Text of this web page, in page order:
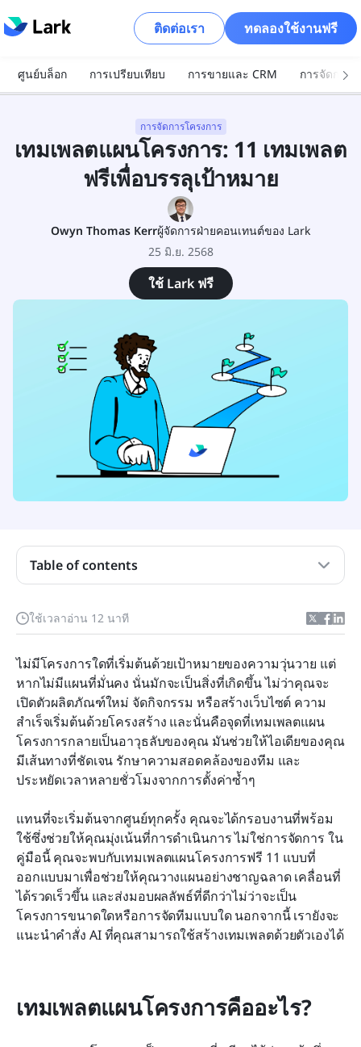
ติดต่อเรา ทดลองใช้งานฟรี
ศูนย์บล็อก การเปรียบเทียบ การขายและ CRM การจัดการ
การจัดการโครงการ
เทมเพลตแผนโครงการ: 11 เทมเพลต
ฟรีเพื่อบรรลุเป้าหมาย
Owyn Thomas Kerrผู้จัดการฝ่ายคอนเทนต์ของ Lark
25 มิ.ย. 2568
ใช้ Lark ฟรี
ใช้เวลาอ่าน 12 นาที
ไม่มีโครงการใดที่เริ่มต้นด้วยเป้าหมายของความวุ่นวาย แต่
หากไม่มีแผนที่มั่นคง นั่นมักจะเป็นสิ่งที่เกิดขึ้น ไม่ว่าคุณจะ
เปิดตัวผลิตภัณฑ์ใหม่ จัดกิจกรรม หรือสร้างเว็บไซต์ ความ
สำเร็จเริ่มต้นด้วยโครงสร้าง และนั่นคือจุดที่เทมเพลตแผน
โครงการกลายเป็นอาวุธลับของคุณ มันช่วยให้ไอเดียของคุณ
มีเส้นทางที่ชัดเจน รักษาความสอดคล้องของทีม และ
ประหยัดเวลาหลายชั่วโมงจากการตั้งค่าซ้ำๆ
แทนที่จะเริ่มต้นจากศูนย์ทุกครั้ง คุณจะได้กรอบงานที่พร้อม
ใช้ซึ่งช่วยให้คุณมุ่งเน้นที่การดำเนินการ ไม่ใช่การจัดการ ใน
คู่มือนี้ คุณจะพบกับเทมเพลตแผนโครงการฟรี 11 แบบที่
ออกแบบมาเพื่อช่วยให้คุณวางแผนอย่างชาญฉลาด เคลื่อนที่
ได้รวดเร็วขึ้น และส่งมอบผลลัพธ์ที่ดีกว่าไม่ว่าจะเป็น
โครงการขนาดใดหรือการจัดทีมแบบใด นอกจากนี้ เรายังจะ
แนะนำคำสั่ง AI ที่คุณสามารถใช้สร้างเทมเพลตด้วยตัวเองได้
เทมเพลตแผนโครงการคืออะไร?
Table of contents
11 แม่แบบแผนโครงการฟรีเพื่อช่วยให้คุณบรรลุเป้า
1. แม่แบบแผนที่โครงการ - เอกสาร Lark
2. แม่แบบแผนโครงการง่าย ๆ - Microsoft Excel
3. เทมเพลตการนำเสนอแผนที่เส้นทาง - Google
4. แผนผังความคิดแผนโครงการ - Canva
6. แม่แบบแผนโครงการ - Microsoft Word
7. เทมเพลต Multi-Project Tracker - Lark Base
8. แม่แบบแผนโครงการง่ายๆ - Google แผ่นงาน
9. แม่แบบการวางแผนและดำเนินโครงการ - เอกสาร
11. แม่แบบการจัดสรรงานทีม - Lark Base
ประโยชน์ของการใช้แม่แบบแผนโครงการ
สิ่งที่เทมเพลตแผนโครงการทุกฉบับควรมี
วิธีใช้แม่แบบแผนโครงการอย่างมีประสิทธิภาพ
เครื่องมือสำหรับสร้าง จัดการ และดำเนินการแผน
โครงการ
สรุป